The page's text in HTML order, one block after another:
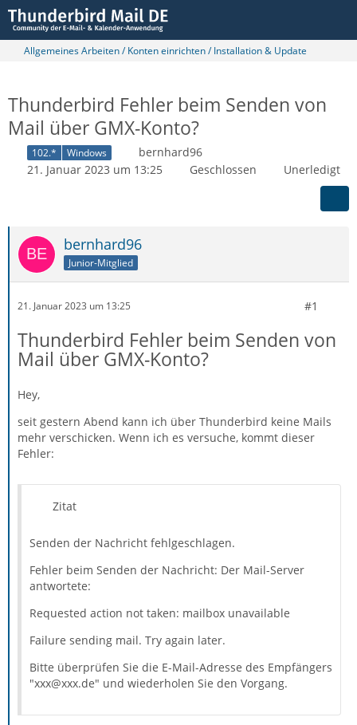
Allgemeines Arbeiten / Konten einrichten / Installation & Update
Thunderbird Fehler beim Senden von
Mail über GMX-Konto?
102.* Windows
bernhard96
21. Januar 2023 um 13:25
Geschlossen Unerledigt
bernhard96
Junior-Mitglied
21. Januar 2023 um 13:25 #1
Thunderbird Fehler beim Senden von
Mail über GMX-Konto?
Hey,
seit gestern Abend kann ich über Thunderbird keine Mails
mehr verschicken. Wenn ich es versuche, kommt dieser
Fehler:
Zitat
Senden der Nachricht fehlgeschlagen.
Fehler beim Senden der Nachricht: Der Mail-Server
antwortete:
Requested action not taken: mailbox unavailable
Failure sending mail. Try again later.
Bitte überprüfen Sie die E-Mail-Adresse des Empfängers
"xxx@xxx.de" und wiederholen Sie den Vorgang.